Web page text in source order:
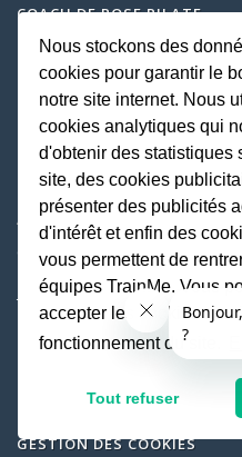
COACH DE ROSE PILATE
COACH DE QI GONG
COACH DE CARDIO BOXING
SERVICE CLIENT
CENTRE D'AIDE
hello@trainme.co
AVIS
COACH SPORTIF À DOMICILE
TRAINME.CO EST ÉVALUÉ 4.95
SOCIETE
GESTION DES COOKIES
Nous stockons des
cookies pour garantir le
notre site internet. Nous
cookies analytiques qui
d'obtenir des statistiques
site, des cookies
présenter des publicités
d'intérêt et enfin des
vous permettent de
équipes TrainMe. Vous
accepter les cookies non
fonctionnement du site.
Tout refuser